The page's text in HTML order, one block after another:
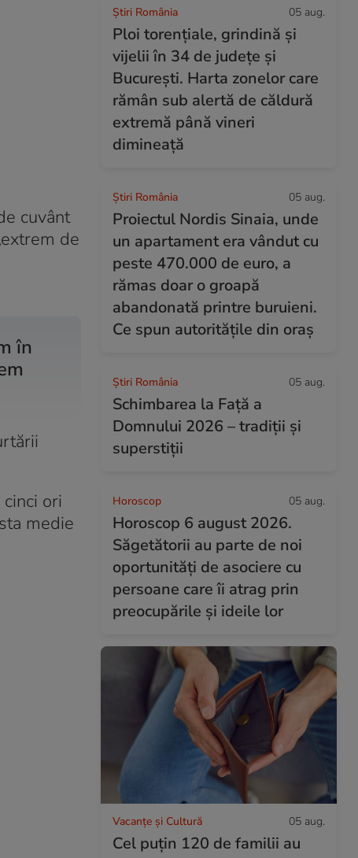
cuvânt
de
în
ori
medie
Știri România 05 aug.
Ploi torențiale, grindină și
vijelii în 34 de județe și
București. Harta zonelor care
rămân sub alertă de căldură
extremă până vineri
dimineață
Știri România 05 aug.
Proiectul Nordis Sinaia, unde
un apartament era vândut cu
peste 470.000 de euro, a
rămas doar o groapă
abandonată printre buruieni.
Ce spun autoritățile din oraș
Știri România 05 aug.
Schimbarea la Față a
Domnului 2026 – tradiții și
superstiții
Horoscop 05 aug.
Horoscop 6 august 2026.
Săgetătorii au parte de noi
oportunități de asociere cu
persoane care îi atrag prin
preocupările și ideile lor
Vacanțe și Cultură 05 aug.
Cel puțin 120 de familii au